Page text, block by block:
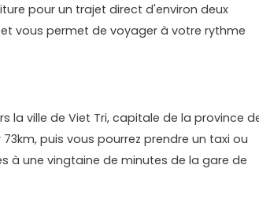
pour un trajet direct d'environ deux
vous permet de voyager à votre rythme
la ville de Viet Tri, capitale de la province
puis vous pourrez prendre un taxi ou
à une vingtaine de minutes de la gare de